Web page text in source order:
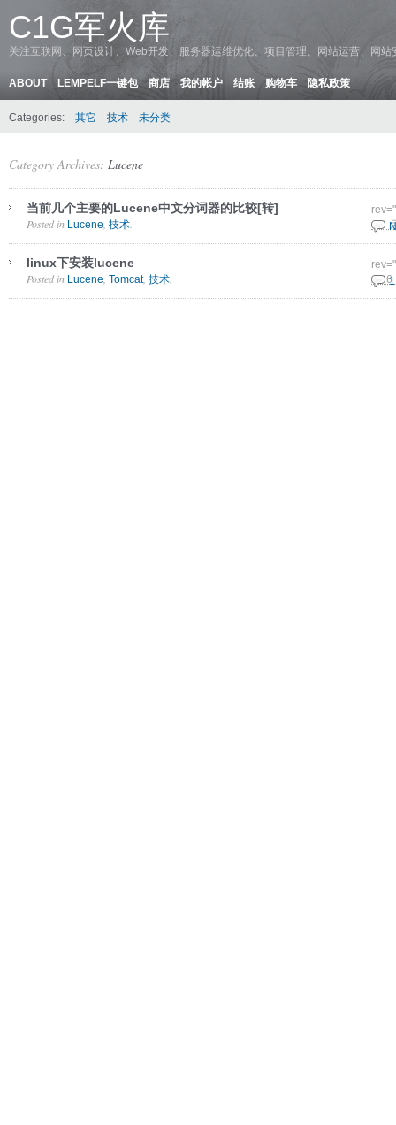
C1G军火库
关注互联网、网页设计、Web开发、服务器运维优化、项目管理、网站运营、网
ABOUT LEMPELF一键包 商店 我的帐户 结账 购物车 隐私政策
Categories: 其它 技术 未分类
Category Archives: Lucene
当前几个主要的Lucene中文分词器的比较[转]
6 8
Posted in Lucene 技术
linux下安装lucene
25 6
Posted in Lucene Tomcat, 技术